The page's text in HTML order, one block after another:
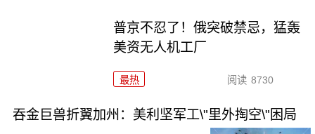
普京不忍了！俄突破禁忌，猛轰
美资无人机工厂
最热 阅读 8730
吞金巨兽折翼加州：美利坚军工\"里外掏空\"困局